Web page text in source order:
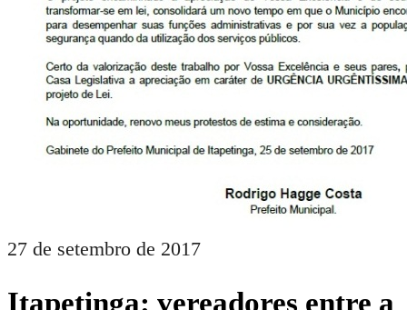
27 de setembro de 2017
Itapetinga: vereadores entre a